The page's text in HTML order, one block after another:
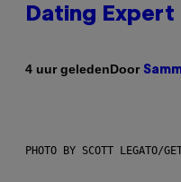
Dating
4 uur geledenDoor
PHOTO BY SCOTT LEGATO/